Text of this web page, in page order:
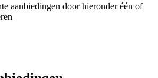
aanbiedingen door hieronder één of